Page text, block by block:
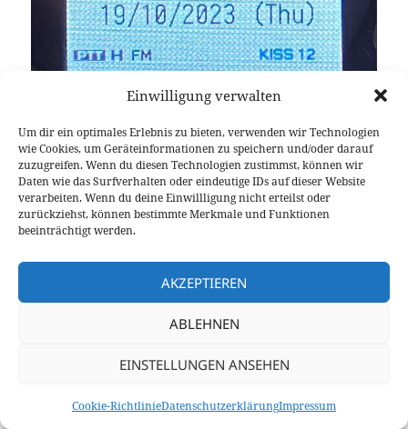
Einwilligung verwalten
Um dir ein optimales Erlebnis zu bieten, verwenden wir Technologien
wie Cookies, um Geräteinformationen zu speichern und/oder darauf
zuzugreifen. Wenn du diesen Technologien zustimmst, können wir
Daten wie das Surfverhalten oder eindeutige IDs auf dieser Website
verarbeiten. Wenn du deine Einwillligung nicht erteilst oder
zurückziehst, können bestimmte Merkmale und Funktionen
beeinträchtigt werden.
AKZEPTIEREN
ABLEHNEN
EINSTELLUNGEN ANSEHEN
Cookie-RichtlinieDatenschutzerklärungImpressum
KISS 1k2 Baud im Datenband aktiv
eine konstant leuchtende grüne LED auf dem
Verbindung mit der App auf dem Smartphone
erfolgen, in meinem Fall nutze ich aprs.fi iOS. Nach
leuchtet die LED konstant blau. Ab jetzt